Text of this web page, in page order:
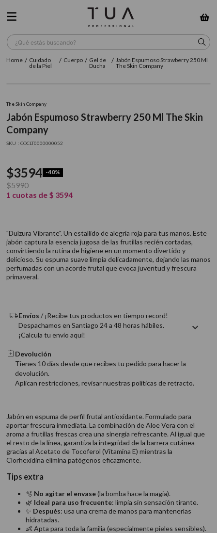
¿Qué estás buscando?
Cuidado
de la Piel
Cuerpo
Gel de
Ducha
Jabón Espumoso Strawberry 250 Ml
The Skin Company
The Skin Company
Jabón Espumoso Strawberry 250 Ml The Skin
Company
: COCLT0000000052
$3594 -40%
$5990
1 cuotas de $ 3594
"Dulzura Vibrante". Un estallido de alegría roja para tus manos. Este
jabón captura la esencia jugosa de las frutillas recién cortadas,
convirtiendo la rutina de higiene en un momento divertido y
delicioso. Su espuma suave limpia delicadamente, dejando las manos
perfumadas con un acorde frutal que evoca juventud y frescura
primaveral.
Envíos / ¡Recibe tus productos en tiempo record!
Despachamos en Santiago 24 a 48 horas hábiles.
¡Calcula tu envío aquí!
Devolución
Tienes 10 días desde que recibes tu pedido para hacer la
devolución.
Aplican restricciones, revisar nuestras politicas de retracto.
Jabón en espuma de perfil frutal antioxidante. Formulado para
aportar frescura inmediata. La combinación de Aloe Vera con el
aroma a frutillas frescas crea una sinergia refrescante. Al igual que
el resto de la línea, garantiza la integridad de la barrera cutánea
gracias al Acetato de Tocoferol (Vitamina E) mientras la
Clorhexidina elimina patógenos eficazmente.
Tips extra
🫧 No agitar el envase(la bomba hace la magia).
🌿 Ideal para uso frecuente: limpia sin sensación tirante.
✨ Después: usa una crema de manos para mantenerlas
hidratadas.
👶 Apta para toda la familia (especialmente pieles sensibles).
TÉRMINOS MÁS BUSCADOS
2. sow
3. farmavita
shampoo
6. gama
7.
10. protector térmico